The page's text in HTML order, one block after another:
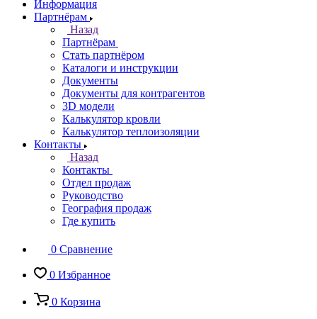
Информация
Партнёрам
Назад
Партнёрам
Стать партнёром
Каталоги и инструкции
Документы
Документы для контрагентов
3D модели
Калькулятор кровли
Калькулятор теплоизоляции
Контакты
Назад
Контакты
Отдел продаж
Руководство
География продаж
Где купить
0 Сравнение
0 Избранное
0 Корзина